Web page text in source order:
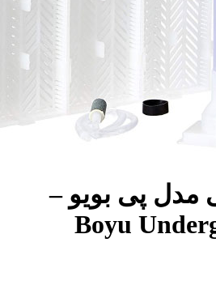
مدل پی بویو –
Boyu